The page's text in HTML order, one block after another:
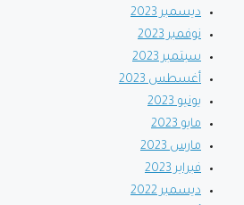
ديسمبر 2023
نوفمبر 2023
سبتمبر 2023
أغسطس 2023
يونيو 2023
مايو 2023
مارس 2023
فبراير 2023
ديسمبر 2022